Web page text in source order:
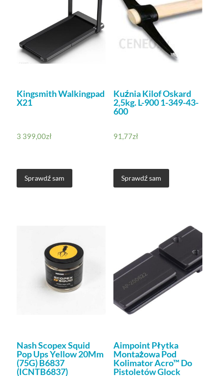
Kingsmith Walkingpad
X21
3 399,00zł
Sprawdź sam
Kuźnia Kilof Oskard
2,5kg. L-900 1-349-43-
600
91,77zł
Sprawdź sam
Nash Scopex Squid
Pop Ups Yellow 20Mm
(75G) B6837
(ICNTB6837)
Aimpoint Płytka
Montażowa Pod
Kolimator Acro™ Do
Pistoletów Glock